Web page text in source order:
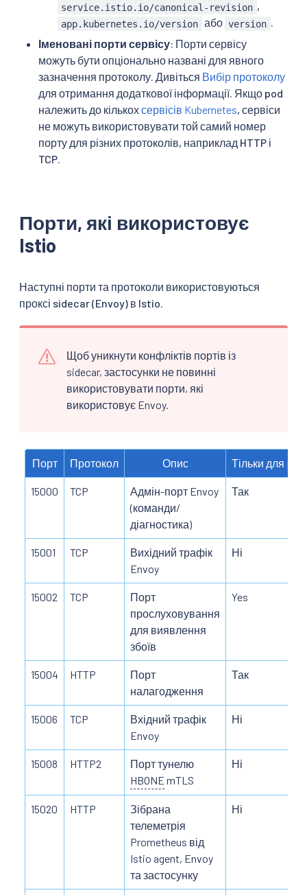
service.istio.io/canonical-revision ,
app.kubernetes.io/version або version .
Іменовані порти сервісу: Порти сервісу
можуть бути опціонально названі для явного
зазначення протоколу. Дивіться Вибір протоколу
для отримання додаткової інформації. Якщо pod
належить до кількохсервісів Kubernetes, сервіси
не можуть використовувати той самий номер
порту для різних протоколів, наприклад HTTP і
TCP.
Порти, які використовує
Istio
Наступні порти та протоколи використовуються
проксі sidecar (Envoy) в Istio.
Щоб уникнути конфліктів портів із
sidecar, застосунки не повинні
використовувати порти, які
використовує Envoy.
Порт Протокол Опис Тільки для
15000 TCP
Адмін-порт Envoy
(команди/
діагностика)
Так
15001 TCP
Вихідний трафік
Envoy
Ні
15002 TCP
Порт
прослуховування
для виявлення
збоїв
Yes
15004 HTTP
Порт
налагодження
Так
15006 TCP
Вхідний трафік
Envoy
Ні
15008 HTTP2
Порт тунелю
HBONE mTLS
Ні
15020 HTTP
Зібрана
телеметрія
Prometheus від
Istio agent, Envoy
та застосунку
Ні